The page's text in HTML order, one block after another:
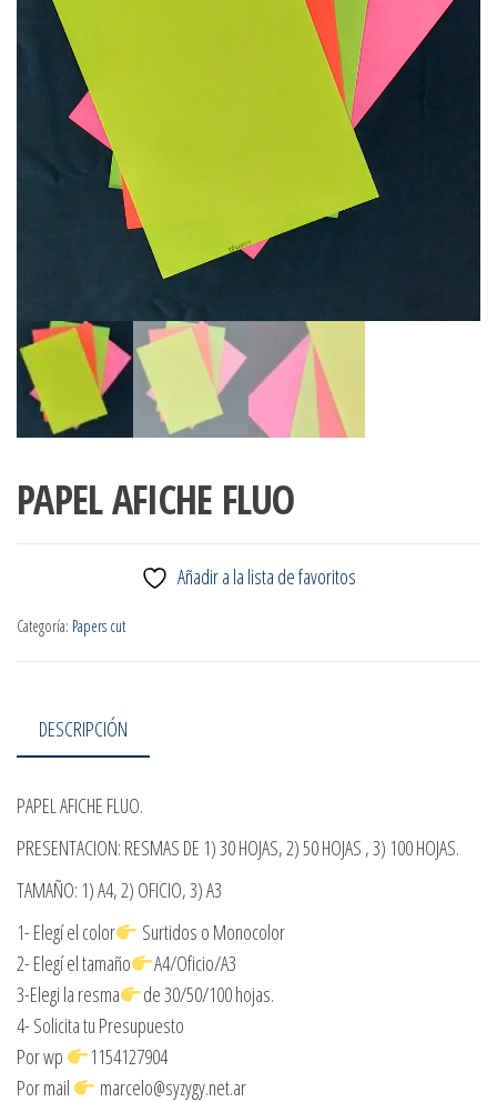
PAPEL AFICHE FLUO
Añadir a la lista de favoritos
Categoría: Papers cut
DESCRIPCIÓN
PAPEL AFICHE FLUO.
PRESENTACION: RESMAS DE 1) 30 HOJAS, 2) 50 HOJAS , 3) 100 HOJAS.
TAMAÑO: 1) A4, 2) OFICIO, 3) A3
1- Elegí el color
Surtidos o Monocolor
2- Elegí el tamaño
A4/Oficio/A3
3-Elegi la resma
de 30/50/100 hojas.
4- Solicita tu Presupuesto
Por wp
1154127904
Por mail
marcelo@syzygy.net.ar